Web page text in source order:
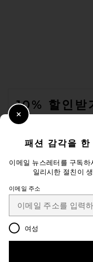
10% 할인받
이메일을 제출하여 뉴스레터
EMAIL ADDRESS
Sign Up
개선에 도움을 주
패션 감각을
이메일 뉴스레터를 구독하
일리시한 절친이
이메일 주소
여성
Close Modal